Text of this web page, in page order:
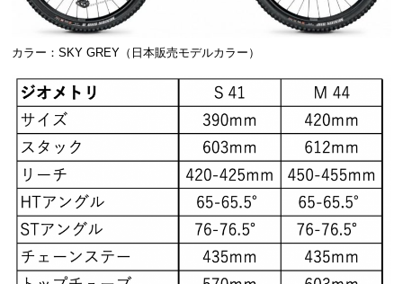
カラー：SKY GREY（日本販売モデルカラー）